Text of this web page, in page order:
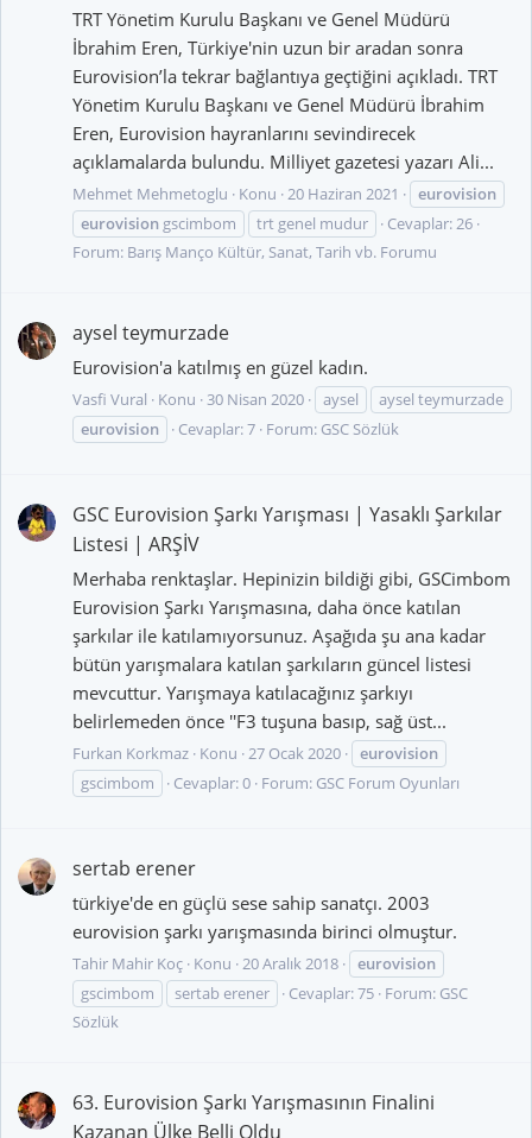
TRT Yönetim Kurulu Başkanı ve Genel Müdürü
İbrahim Eren, Türkiye'nin uzun bir aradan sonra
Eurovision’la tekrar bağlantıya geçtiğini açıkladı. TRT
Yönetim Kurulu Başkanı ve Genel Müdürü İbrahim
Eren, Eurovision hayranlarını sevindirecek
açıklamalarda bulundu. Milliyet gazetesi yazarı Ali...
Mehmet Mehmetoglu Konu 20 Haziran 2021
eurovision
eurovision gscimbom trt genel mudur
Cevaplar: 26
Forum: Barış Manço Kültür, Sanat, Tarih vb. Forumu
aysel teymurzade
Eurovision'a katılmış en güzel kadın.
Vasfi Vural Konu 30 Nisan 2020 aysel
aysel teymurzade
eurovision
Cevaplar: 7 Forum: GSC Sözlük
GSC Eurovision Şarkı Yarışması | Yasaklı Şarkılar
Listesi | ARŞİV
Merhaba renktaşlar. Hepinizin bildiği gibi, GSCimbom
Eurovision Şarkı Yarışmasına, daha önce katılan
şarkılar ile katılamıyorsunuz. Aşağıda şu ana kadar
bütün yarışmalara katılan şarkıların güncel listesi
mevcuttur. Yarışmaya katılacağınız şarkıyı
belirlemeden önce ''F3 tuşuna basıp, sağ üst...
Furkan Korkmaz Konu 27 Ocak 2020
eurovision
gscimbom
Cevaplar: 0 Forum: GSC Forum Oyunları
sertab erener
türkiye'de en güçlü sese sahip sanatçı. 2003
eurovision şarkı yarışmasında birinci olmuştur.
Tahir Mahir Koç Konu 20 Aralık 2018
eurovision
gscimbom
sertab erener Cevaplar: 75 Forum: GSC
Sözlük
63. Eurovision Şarkı Yarışmasının Finalini
Kazanan Ülke Belli Oldu